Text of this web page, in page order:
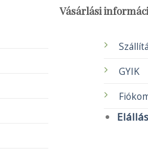
Vásárlási
GYIK